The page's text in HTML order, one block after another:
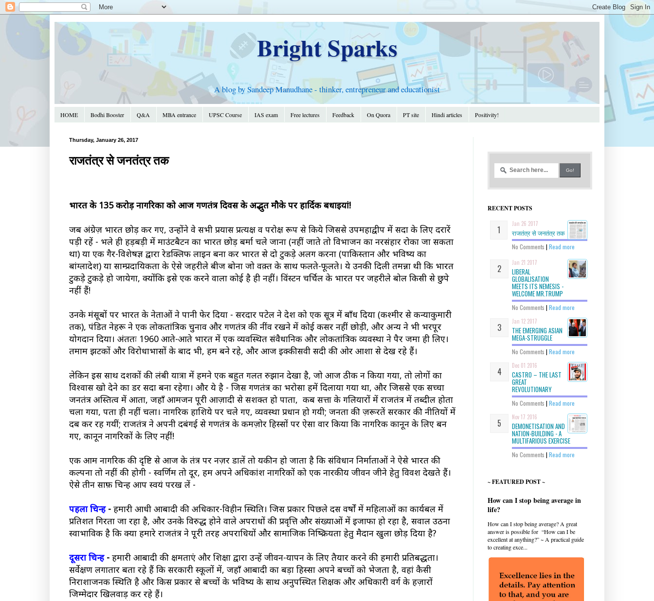
Bright Sparks
A blog by Sandeep Manudhane - thinker, entrepreneur and educationist
HOME Bodhi Booster Q&A MBA entrance UPSC Course IAS exam Free lectures Feedback On Quora PT site Hindi articles Positivity!
Thursday, January 26, 2017
राजतंत्र से जनतंत्र तक
भारत के 135 करोड़ नागरिकों को आज गणतंत्र दिवस के अद्भुत मौके पर हार्दिक बधाइयां!
जब अंग्रेज़ भारत छोड़ कर गए, उन्होंने वे सभी प्रयास प्रत्यक्ष व परोक्ष रूप से किये जिससे उपमहाद्वीप में सदा के लिए दरारें
पड़ी रहें - भले ही हड़बड़ी में माउंटबैटन का भारत छोड़ बर्मा चले जाना (नहीं जाते तो विभाजन का नरसंहार रोका जा सकता
था) या एक गैर-विशेषज्ञ द्वारा रेडक्लिफ लाइन बना कर भारत से दो टुकड़े अलग करना (पाकिस्तान और भविष्य का
बांग्लादेश) या साम्प्रदायिकता के ऐसे जहरीले बीज बोना जो वक़्त के साथ फलते-फूलते। ये उनकी दिली तमन्ना थी कि भारत
टुकड़े टुकड़े हो जायेगा, क्योंकि इसे एक करने वाला कोई है ही नहीं। विंस्टन चर्चिल के भारत पर जहरीले बोल किसी से छुपे
नहीं हैं!
उनके मंसूबों पर भारत के नेताओं ने पानी फेर दिया - सरदार पटेल ने देश को एक सूत्र में बाँध दिया (कश्मीर से कन्याकुमारी
तक), पंडित नेहरू ने एक लोकतांत्रिक चुनाव और गणतंत्र की नींव रखने में कोई कसर नहीं छोड़ी, और अन्य ने भी भरपूर
योगदान दिया। अंततः 1960 आते-आते भारत में एक व्यवस्थित संवैधानिक और लोकतांत्रिक व्यवस्था ने पैर जमा ही लिए।
तमाम झटकों और विरोधाभासों के बाद भी, हम बने रहे, और आज इक्कीसवी सदी की ओर आशा से देख रहे हैं।
लेकिन इस साथ दशकों की लंबी यात्रा में हमने एक बहुत गलत रुझान देखा है, जो आज ठीक न किया गया, तो लोगों का
विश्वास खो देने का डर सदा बना रहेगा। और ये है - जिस गणतंत्र का भरोसा हमें दिलाया गया था, और जिससे एक सच्चा
जनतंत्र अस्तित्व में आता, जहाँ आमजन पूरी आज़ादी से सशक्त हो पाता, कब सत्ता के गलियारों में राजतंत्र में तब्दील होता
चला गया, पता ही नहीं चला। नागरिक हाशिये पर चले गए, व्यवस्था प्रधान हो गयी; जनता की ज़रूरतें सरकार की नीतियों में
दब कर रह गयीं; राजतंत्र ने अपनी दबंगई से गणतंत्र के कमज़ोर हिस्सों पर ऐसा वार किया कि नागरिक कानून के लिए बन
गए, कानून नागरिकों के लिए नहीं!
एक आम नागरिक की दृष्टि से आज के तंत्र पर नज़र डालें तो यकीन हो जाता है कि संविधान निर्माताओं ने ऐसे भारत की
कल्पना तो नहीं की होगी - स्वर्णिम तो दूर, हम अपने अधिकांश नागरिकों को एक नारकीय जीवन जीने हेतु विवश देखते हैं।
ऐसे तीन साफ़ चिन्ह आप स्वयं परख लें -
पहला चिन्ह- हमारी आधी आबादी की अधिकार-विहीन स्थिति। जिस प्रकार पिछले दस वर्षों में महिलाओं का कार्यबल में
प्रतिशत गिरता जा रहा है, और उनके विरुद्ध होने वाले अपराधों की प्रवृत्ति और संख्याओं में इजाफा हो रहा है, सवाल उठना
स्वाभाविक है कि क्या हमारे राजतंत्र ने पूरी तरह अपराधियों और सामाजिक निष्क्रियता हेतु मैदान खुला छोड़ दिया है?
दूसरा चिन्ह- हमारी आबादी की क्षमताएं और शिक्षा द्वारा उन्हें जीवन-यापन के लिए तैयार करने की हमारी प्रतिबद्धता।
सर्वेक्षण लगातार बता रहे हैं कि सरकारी स्कूलों में, जहाँ आबादी का बड़ा हिस्सा अपने बच्चों को भेजता है, वहां कैसी
निराशाजनक स्थिति है और किस प्रकार से बच्चों के भविष्य के साथ अनुपस्थित शिक्षक और अधिकारी वर्ग के हज़ारों
जिम्मेदार खिलवाड़ कर रहे हैं।
RECENT POSTS
Jan 26 2017
राजतंत्र से जनतंत्र तक
No Comments | Read more
Jan 21 2017
LIBERAL
GLOBALISATION
MEETS ITS NEMESIS -
WELCOME MR.TRUMP
No Comments | Read more
Jan 12 2017
THE EMERGING ASIAN
MEGA-STRUGGLE
No Comments | Read more
Dec 01 2016
CASTRO – THE LAST
GREAT
REVOLUTIONARY
No Comments | Read more
Nov 17 2016
DEMONETISATION AND
NATION-BUILDING - A
MULTIFARIOUS EXERCISE
No Comments | Read more
~ FEATURED POST ~
How can I stop being average in
life?
How can I stop being average? A great
answer is possible for “How can I be
excellent at anything?” ~ A practical guide
to creating exce...